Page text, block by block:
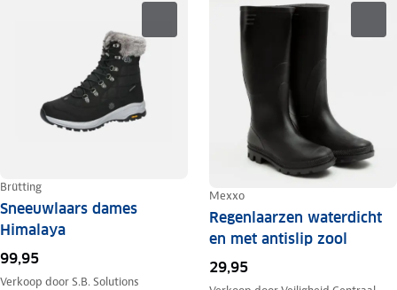
Brütting
Sneeuwlaars dames
Himalaya
99,95
Verkoop doorS.B. Solutions
Mexxo
Regenlaarzen waterdicht
en met antislip zool
29,95